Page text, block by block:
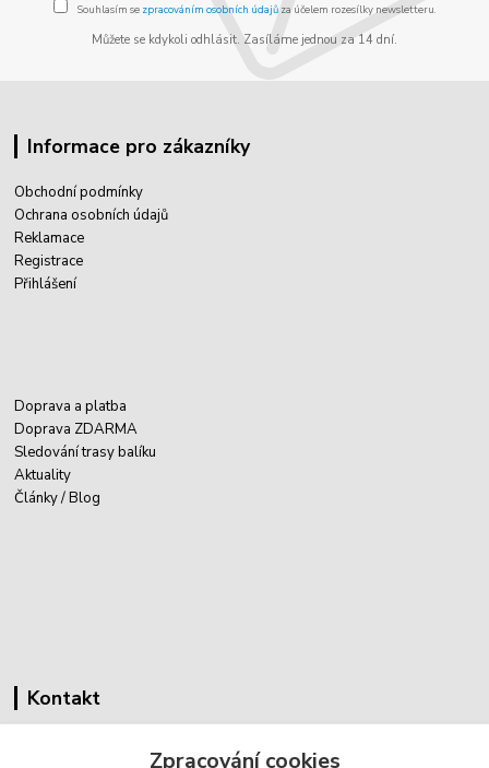
Souhlasím se zpracováním osobních údajůza účelem rozesílky newsletteru.
Můžete se kdykoli odhlásit. Zasíláme jednou za 14 dní.
Informace pro zákazníky
Obchodní podmínky
Ochrana osobních údajů
Reklamace
Registrace
Přihlášení
Doprava a platba
Doprava ZDARMA
Sledování trasy balíku
Aktuality
Články / Blog
Kontakt
Zpracování cookies